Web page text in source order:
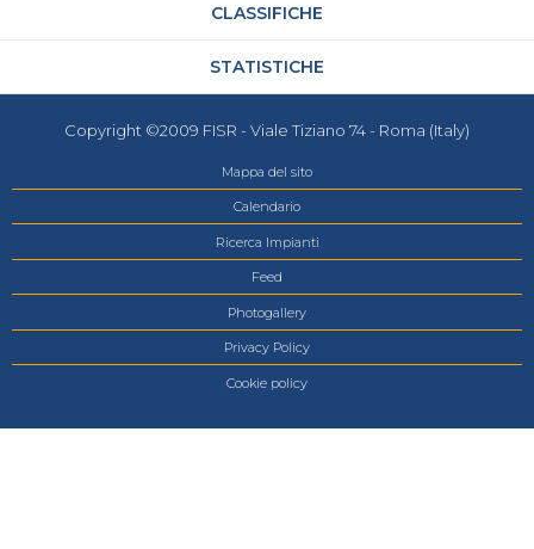
CLASSIFICHE
STATISTICHE
Copyright ©2009 FISR - Viale Tiziano 74 - Roma (Italy)
Mappa del sito
Calendario
Ricerca Impianti
Feed
Photogallery
Privacy Policy
Cookie policy